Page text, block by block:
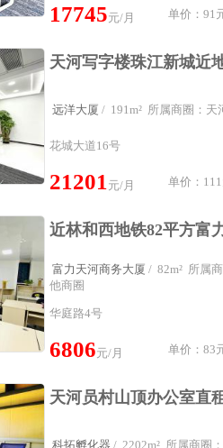
17745元/月 单价：91
远洋大厦 / 191m² 所属商圈：天
花城大道16号
21201 元/月 单价：111
富力天河商务大厦 / 82m² 所属
他商圈
华庭路4号
6806元/月 单价：83
科拓孵化器 / 2202m² 所属商圈